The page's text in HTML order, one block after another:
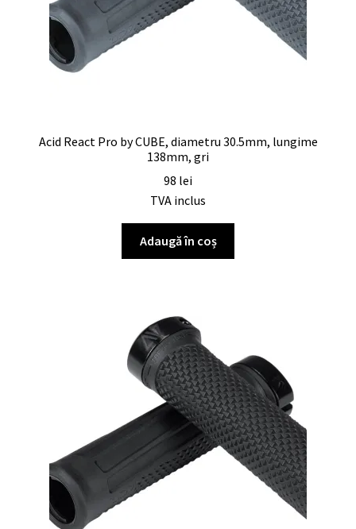
Acid React Pro by CUBE, diametru 30.5mm, lungime
138mm, gri
98 lei
TVA inclus
Adaugă în coș